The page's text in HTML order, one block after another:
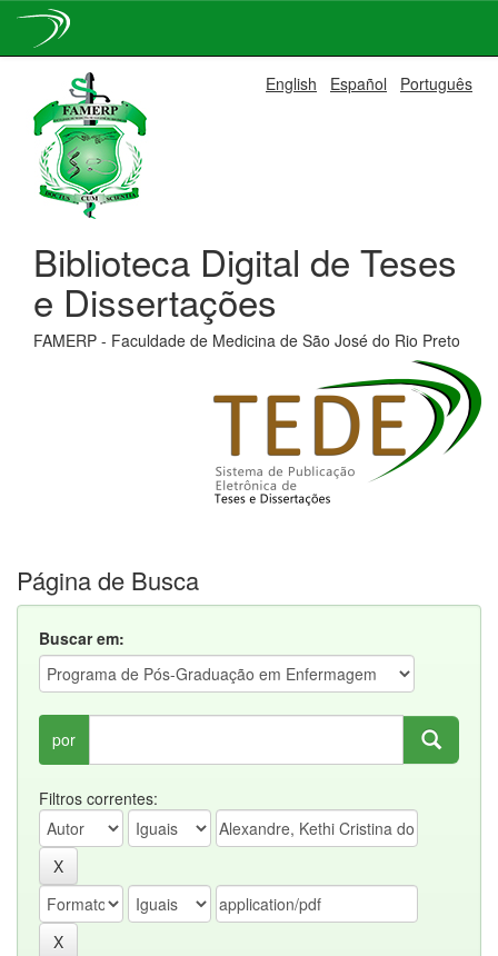
navigation
English Español Português
Biblioteca Digital de Teses
e Dissertações
FAMERP - Faculdade de Medicina de São José do Rio Preto
Página de Busca
Buscar em:
por
Filtros correntes: